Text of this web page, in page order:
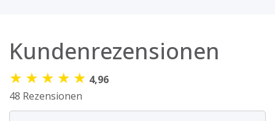
Kundenrezensionen
★ ★ ★ ★ ★ 4,96
48 Rezensionen